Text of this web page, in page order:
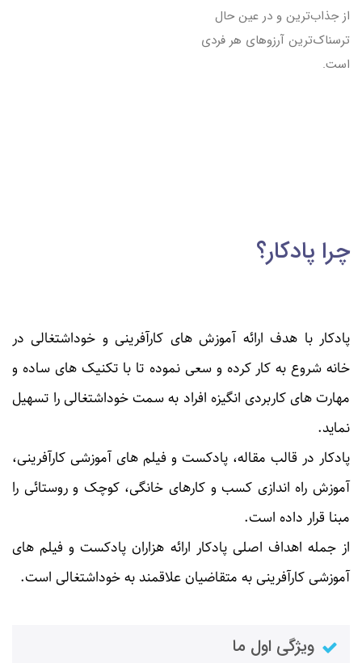
از جذاب‌ترین و در عین حال
ترسناک‌ترین آرزوهای هر فردی
است.
چرا پادکار؟
پادکار با هدف ارائه آموزش ­های کارآفرینی و خوداشتغالی در
خانه شروع به کار کرده و سعی نموده تا با تکنیک­ های ساده و
مهارت ­های کاربردی انگیزه افراد به سمت خوداشتغالی را تسهیل
نماید.
پادکار در قالب مقاله، پادکست و فیلم­ های آموزشی کارآفرینی،
آموزش راه ­اندازی کسب و کارهای خانگی، کوچک و روستائی را
مبنا قرار داده است.
از جمله اهداف اصلی پادکار ارائه هزاران پادکست و فیلم­­ های
آموزشی کارآفرینی به متقاضیان علاقمند به خوداشتغالی است.
ویژگی اول ما